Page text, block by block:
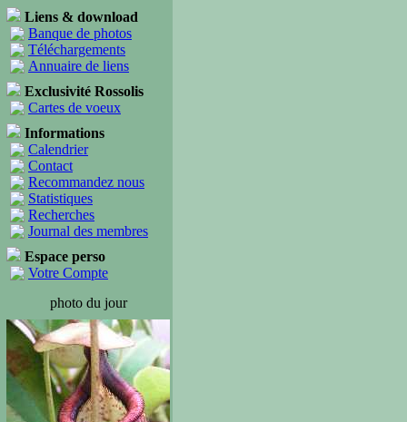
Liens & download
Banque de photos
Téléchargements
Annuaire de liens
Exclusivité Rossolis
Cartes de voeux
Informations
Calendrier
Contact
Recommandez nous
Statistiques
Recherches
Journal des membres
Espace perso
Votre Compte
photo du jour